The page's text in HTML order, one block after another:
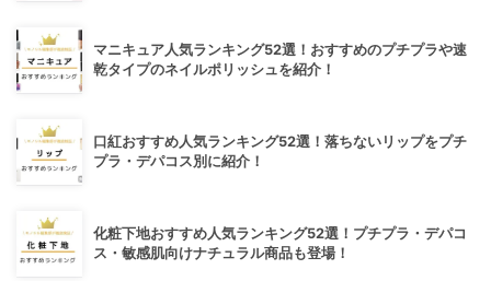
マニキュア人気ランキング52選！おすすめのプチプラや速
乾タイプのネイルポリッシュを紹介！
口紅おすすめ人気ランキング52選！落ちないリップをプチ
プラ・デパコス別に紹介！
化粧下地おすすめ人気ランキング52選！プチプラ・デパコ
ス・敏感肌向けナチュラル商品も登場！